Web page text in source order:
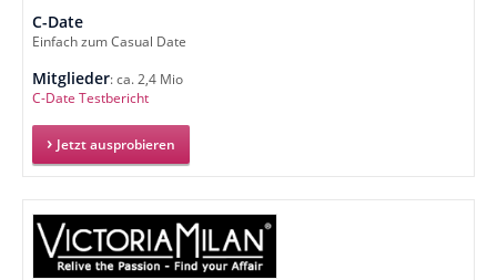
C-Date
Einfach zum Casual Date
Mitglieder: ca. 2,4 Mio
C-Date Testbericht
Jetzt ausprobieren